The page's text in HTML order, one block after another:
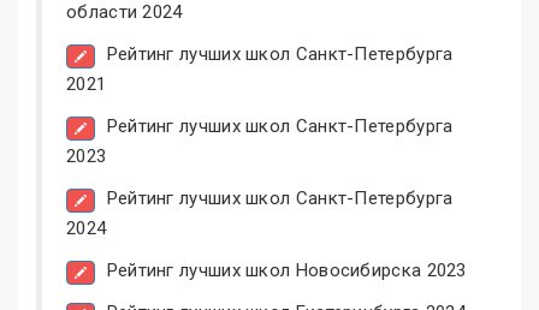
области 2024
Рейтинг лучших школ Санкт-Петербурга
2021
Рейтинг лучших школ Санкт-Петербурга
2023
Рейтинг лучших школ Санкт-Петербурга
2024
Рейтинг лучших школ Новосибирска 2023